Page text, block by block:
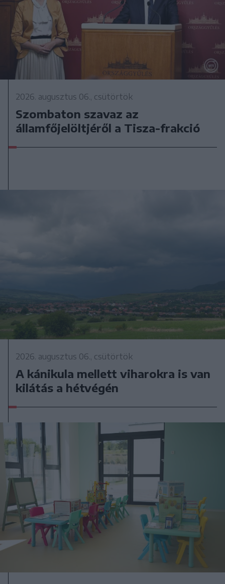
2026. augusztus 06., csütörtök
Szombaton szavaz az
államfőjelöltjéről a Tisza-frakció
2026. augusztus 06., csütörtök
A kánikula mellett viharokra is van
kilátás a hétvégén